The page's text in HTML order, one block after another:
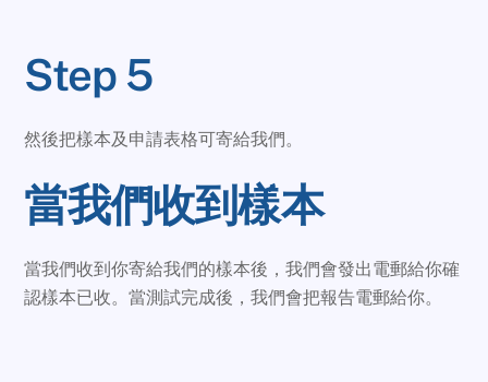
Step 5
然後把樣本及申請表格可寄給我們。
當我們收到樣本
當我們收到你寄給我們的樣本後，我們會發出電郵給你確
認樣本已收。當測試完成後，我們會把報告電郵給你。